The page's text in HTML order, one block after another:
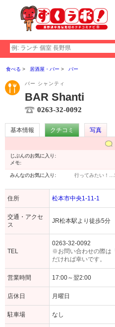
食べる 居酒屋・バー バー
バー シャンティ
BAR Shanti
0263-32-0092
基本情報 クチコミ
写真
じぶんのお気に入り:
メモ:
みんなのお気に入り: 行ってみたい！…
住所 松本市中央1-11-1
交通・アクセ
ス
JR松本駅より徒歩5分
TEL
0263-32-0092
※お問い合わせの際は
だければ幸いです。
営業時間 17:00～翌2:00
店休日 月曜日
駐車場 なし